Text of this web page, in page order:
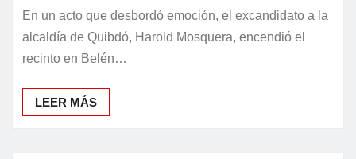
En un acto que desbordó emoción, el excandidato a la
alcaldía de Quibdó, Harold Mosquera, encendió el
recinto en Belén…
LEER MÁS